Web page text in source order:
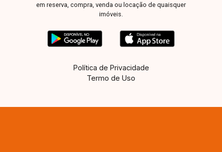
em reserva, compra, venda ou locação de quaisquer
imóveis.
Política de Privacidade
Termo de Uso